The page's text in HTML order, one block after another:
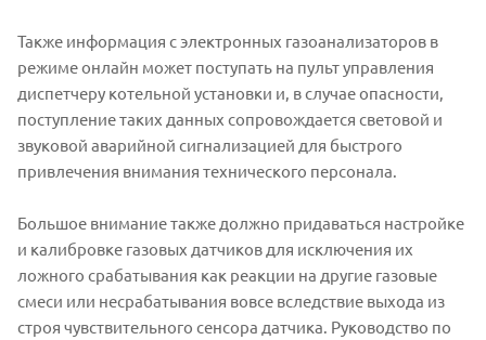
Также информация с электронных газоанализаторов в
режиме онлайн может поступать на пульт управления
диспетчеру котельной установки и, в случае опасности,
поступление таких данных сопровождается световой и
звуковой аварийной сигнализацией для быстрого
привлечения внимания технического персонала.
Большое внимание также должно придаваться настройке
и калибровке газовых датчиков для исключения их
ложного срабатывания как реакции на другие газовые
смеси или несрабатывания вовсе вследствие выхода из
строя чувствительного сенсора датчика. Руководство по